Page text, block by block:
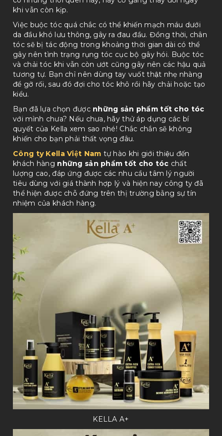
khi vẫn còn kịp.
Việc buộc tóc quá chắc có thể khiến mạch máu dưới
da đầu khó lưu thông, gây ra đau đầu. Đồng thời, chân
tóc sẽ bị tác động trong khoảng thời gian dài có thể
gây nên tình trạng rụng tóc cục bộ gây hói. Buộc tóc
và chải tóc khi vẫn còn ướt cũng gây nên các hậu quả
tương tự. Bạn chỉ nên dùng tay vuốt thật nhẹ nhàng
để gỡ rối, sau đó đợi cho tóc khô rồi hãy chải hoặc tạo
kiểu.
Bạn đã lựa chọn được những sản phẩm tốt cho tóc
với mình chưa? Nếu chưa, hãy thử áp dụng các bí
quyết của Kella xem sao nhé! Chắc chắn sẽ không
khiến cho bạn phải thất vọng đâu.
Công ty Kella Việt Nam tự hào khi giới thiệu đến
khách hàng những sản phẩm tốt cho tóc chất
lượng cao, đáp ứng được các nhu cầutâm lý người
tiêu dùng với giá thành hợp lý và hiện nay công ty đã
thể hiện được chỗ đứng trên thị trường bằng sự tín
nhiệm của khách hàng.
KELLA A+